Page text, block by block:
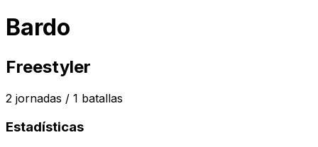
Bardo
Freestyler
2 jornadas / 1 batallas
Estadísticas